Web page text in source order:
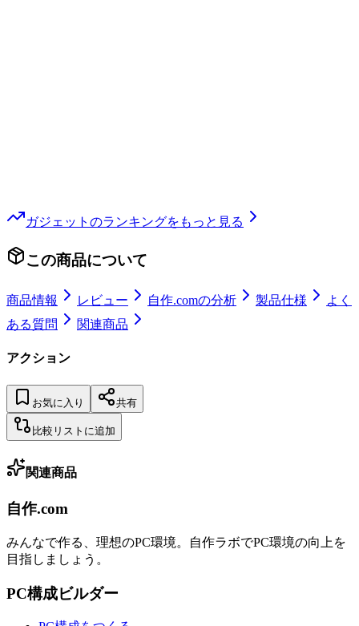
ガジェット のランキングをもっと見る
この商品について
商品情報 レビュー 自作.comの分析 製品仕様
よく
ある質問
関連商品
アクション
お気に入り 共有
比較リストに追加
関連商品
自作.com
みんなで作る、理想のPC環境。 自作ラボでPC環境の向上を
目指しましょう。
PC構成ビルダー